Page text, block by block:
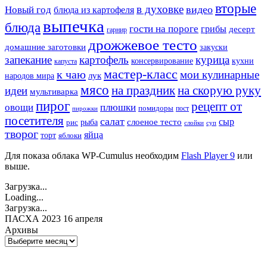
Новый год блюда из картофеля в духовке видео вторые
блюдавыпечка гарнир гости на пороге грибы десерт
домашние заготовки дрожжевое тесто закуски
запекание капуста картофель консервирование курица кухни
народов мира к чаю лук мастер-класс мои кулинарные
идеи мультиварка мясо на праздникна скорую руку
овощи пирог пирожки плюшки помидоры пост рецепт от
посетителя рис рыба салат слоеное тесто слойки суп сыр
творог торт яблоки яйца
Для показа облака WP-Cumulus необходим Flash Player 9 или
выше.
Загрузка...
Loading...
Загрузка...
ПАСХА 2023 16 апреля
Архивы
Архивы